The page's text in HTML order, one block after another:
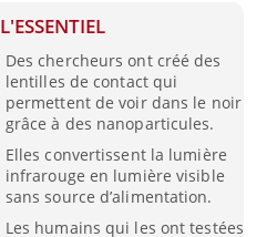
L'ESSENTIEL
Des chercheurs ont créé des
lentilles de contact qui
permettent de voir dans le noir
grâce à des nanoparticules.
Elles convertissent la lumière
infrarouge en lumière visible
sans source d’alimentation.
Les humains qui les ont testées